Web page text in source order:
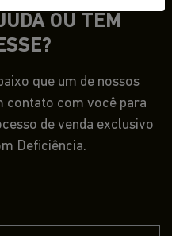
OU TEM
que um de nossos
contato com você para
de venda exclusivo
Deficiência.